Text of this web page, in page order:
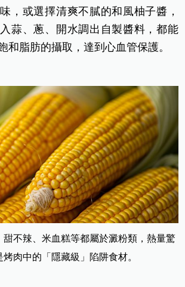
，或選擇清爽不膩的和風柚子醬，
蒜、蔥、開水調出自製醬料，都能
和脂肪的攝取，達到心血管保護。
不辣、米血糕等都屬於澱粉類，熱量驚
烤肉中的「隱藏級」陷阱食材。